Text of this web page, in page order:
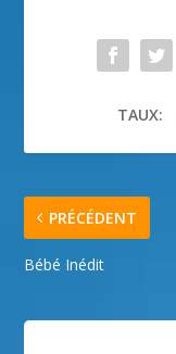
TAUX:
PRÉCÉDENT
Bébé Inédit